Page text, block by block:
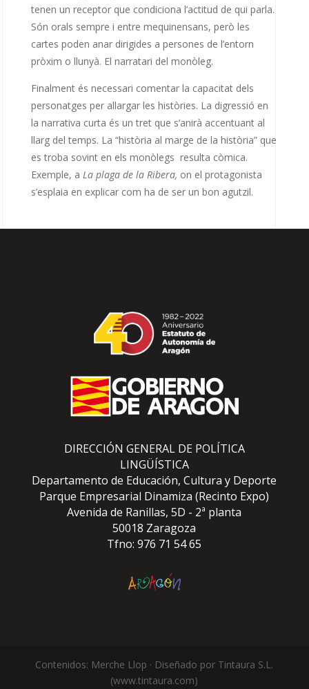
tenen un receptor que condiciona l’actitud de qui parla.
Són orals sempre i entre mequinensans, però les
cartes poden anar dirigides a persones de l’entorn
pròxim o llunyà. El narratari del monòleg.
Finalment és necessari comentar la capacitat dels
personatges per allargar les històries. La digressió en
la narrativa curta és un tret que s’anirà accentuant al
llarg del temps. La “història al marge de la història” que
es troba sovint en els monòlegs resulta còmica.
Exemple, a La plaga de la Ribera, on el protagonista
s’esplaia en explicar com ha de ser un bon agutzil.
DIRECCIÓN GENERAL DE POLÍTICA
LINGÜÍSTICA
Departamento de Educación, Cultura y Deporte
Parque Empresarial Dinamiza (Recinto Expo)
Avenida de Ranillas, 5D - 2ª planta
50018 Zaragoza
Tfno: 976 71 54 65
Contenidos: Merche Llop · Diseñado por Tintaura S.L.
(www.tintaura.com)